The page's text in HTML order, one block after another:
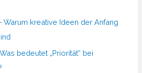
Warum kreative Ideen der Anfang
bedeutet „Priorität“ bei